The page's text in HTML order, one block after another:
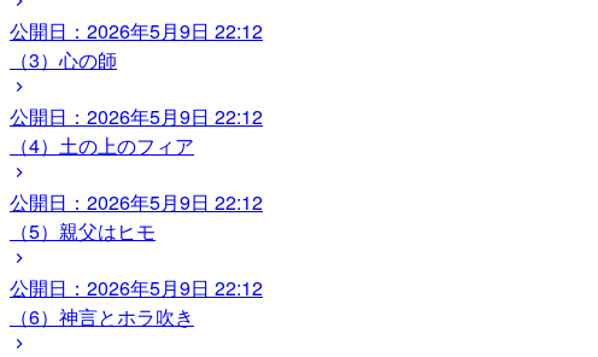
公開日： 2026年5月9日 22:12
（3）心の師
公開日： 2026年5月9日 22:12
（4）土の上のフィア
公開日： 2026年5月9日 22:12
（5）親父はヒモ
公開日： 2026年5月9日 22:12
（6）神言とホラ吹き